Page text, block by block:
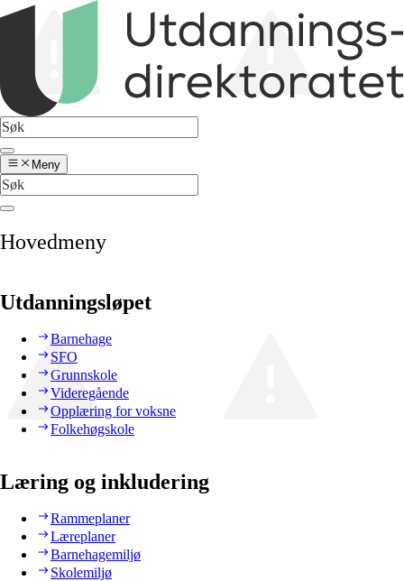
Meny
Hovedmeny
Utdanningsløpet
Barnehage
SFO
Grunnskole
Videregående
Opplæring for voksne
Folkehøgskole
Læring og inkludering
Rammeplaner
Læreplaner
Barnehagemiljø
Skolemiljø